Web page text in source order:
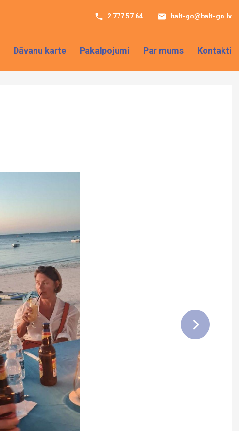
2 777 57 64 balt-go@balt-go.lv
Dāvanu karte Pakalpojumi Par mums Kontakti